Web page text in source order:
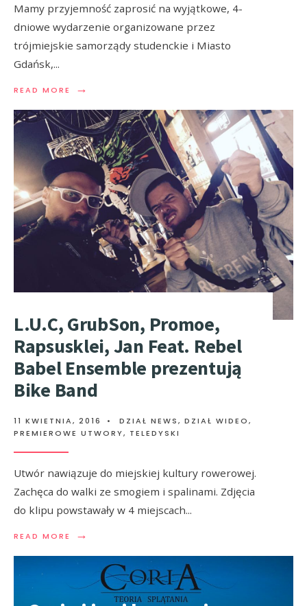
Mamy przyjemność zaprosić na wyjątkowe, 4-
dniowe wydarzenie organizowane przez
trójmiejskie samorządy studenckie i Miasto
Gdańsk,...
READ MORE →
L.U.C, GrubSon, Promoe,
Rapsusklei, Jan Feat. Rebel
Babel Ensemble prezentują
Bike Band
11 KWIETNIA, 2016 • DZIAŁ NEWS, DZIAŁ WIDEO,
PREMIEROWE UTWORY, TELEDYSKI
Utwór nawiązuje do miejskiej kultury rowerowej.
Zachęca do walki ze smogiem i spalinami. Zdjęcia
do klipu powstawały w 4 miejscach...
READ MORE →